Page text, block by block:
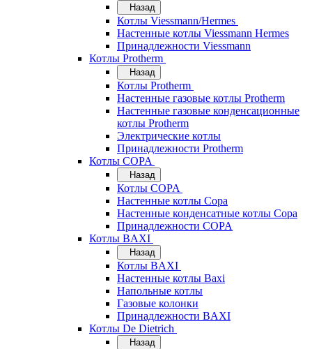
Назад
Котлы Viessmann/Hermes
Настенные котлы Viessmann Hermes
Принадлежности Viessmann
Котлы Protherm
Назад
Котлы Protherm
Настенные газовые котлы Protherm
Настенные газовые конденсационные
котлы Protherm
Электрические котлы
Принадлежности Protherm
Котлы COPA
Назад
Котлы COPA
Настенные котлы Copa
Настенные конденсатные котлы Copa
Принадлежности COPA
Котлы BAXI
Назад
Котлы BAXI
Настенные котлы Baxi
Напольные котлы
Газовые колонки
Принадлежности BAXI
Котлы De Dietrich
Назад